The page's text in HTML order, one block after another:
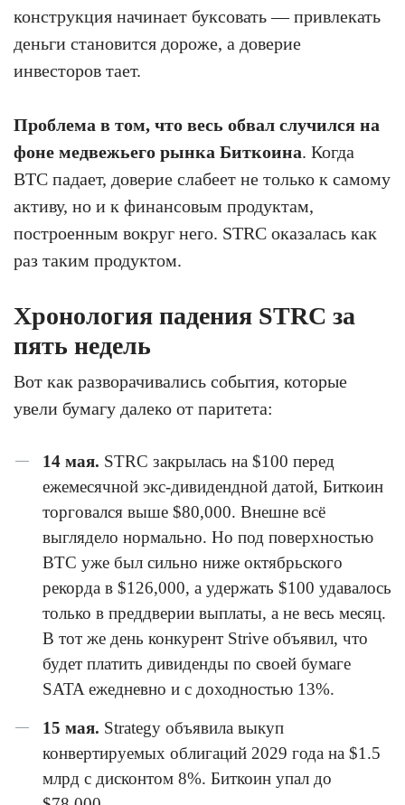
конструкция начинает буксовать — привлекать
деньги становится дороже, а доверие
инвесторов тает.
Проблема в том, что весь обвал случился на
фоне медвежьего рынка Биткоина. Когда
BTC падает, доверие слабеет не только к самому
активу, но и к финансовым продуктам,
построенным вокруг него. STRC оказалась как
раз таким продуктом.
Хронология падения STRC за
пять недель
Вот как разворачивались события, которые
увели бумагу далеко от паритета:
14 мая. STRC закрылась на $100 перед
ежемесячной экс-дивидендной датой, Биткоин
торговался выше $80,000. Внешне всё
выглядело нормально. Но под поверхностью
BTC уже был сильно ниже октябрьского
рекорда в $126,000, а удержать $100 удавалось
только в преддверии выплаты, а не весь месяц.
В тот же день конкурент Strive объявил, что
будет платить дивиденды по своей бумаге
SATA ежедневно и с доходностью 13%.
15 мая. Strategy объявила выкуп
конвертируемых облигаций 2029 года на $1.5
млрд с дисконтом 8%. Биткоин упал до